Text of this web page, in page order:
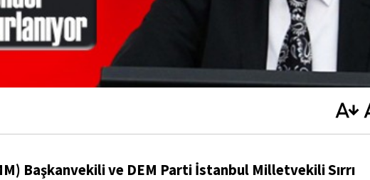
Başkanvekili ve DEM Parti İstanbul Milletvekili Sırrı